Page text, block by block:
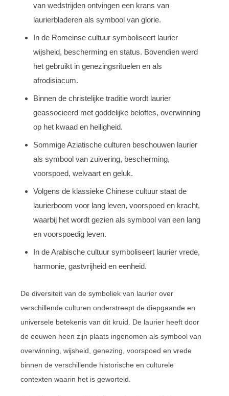
van wedstrijden ontvingen een krans van
laurierbladeren als symbool van glorie.
In de Romeinse cultuur symboliseert laurier
wijsheid, bescherming en status. Bovendien werd
het gebruikt in genezingsrituelen en als
afrodisiacum.
Binnen de christelijke traditie wordt laurier
geassocieerd met goddelijke beloftes, overwinning
op het kwaad en heiligheid.
Sommige Aziatische culturen beschouwen laurier
als symbool van zuivering, bescherming,
voorspoed, welvaart en geluk.
Volgens de klassieke Chinese cultuur staat de
laurierboom voor lang leven, voorspoed en kracht,
waarbij het wordt gezien als symbool van een lang
en voorspoedig leven.
In de Arabische cultuur symboliseert laurier vrede,
harmonie, gastvrijheid en eenheid.
De diversiteit van de symboliek van laurier over
verschillende culturen onderstreept de diepgaande en
universele betekenis van dit kruid. De laurier heeft door
de eeuwen heen zijn plaats ingenomen als symbool van
overwinning, wijsheid, genezing, voorspoed en vrede
binnen de verschillende historische en culturele
contexten waarin het is geworteld.